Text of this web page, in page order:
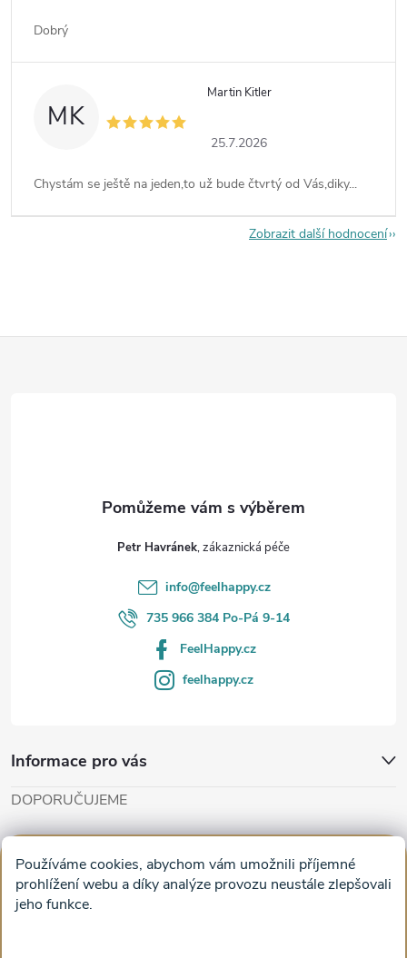
Používáme cookies, abychom vám umožnili příjemné
prohlížení webu a díky analýze provozu neustále zlepšovali
jeho funkce.
Dobrý
MK
Martin Kitler
25.7.2026
Chystám se ještě na jeden,to už bude čtvrtý od Vás,diky...
Zobrazit další hodnocení
Petr Havránek
info@feelhappy.cz
735 966 384 Po-Pá 9-14
FeelHappy.cz
feelhappy.cz
Informace pro vás
DOPORUČUJEME
Obrazy na plátně na zeď a stěnu do obýváku
Facebook